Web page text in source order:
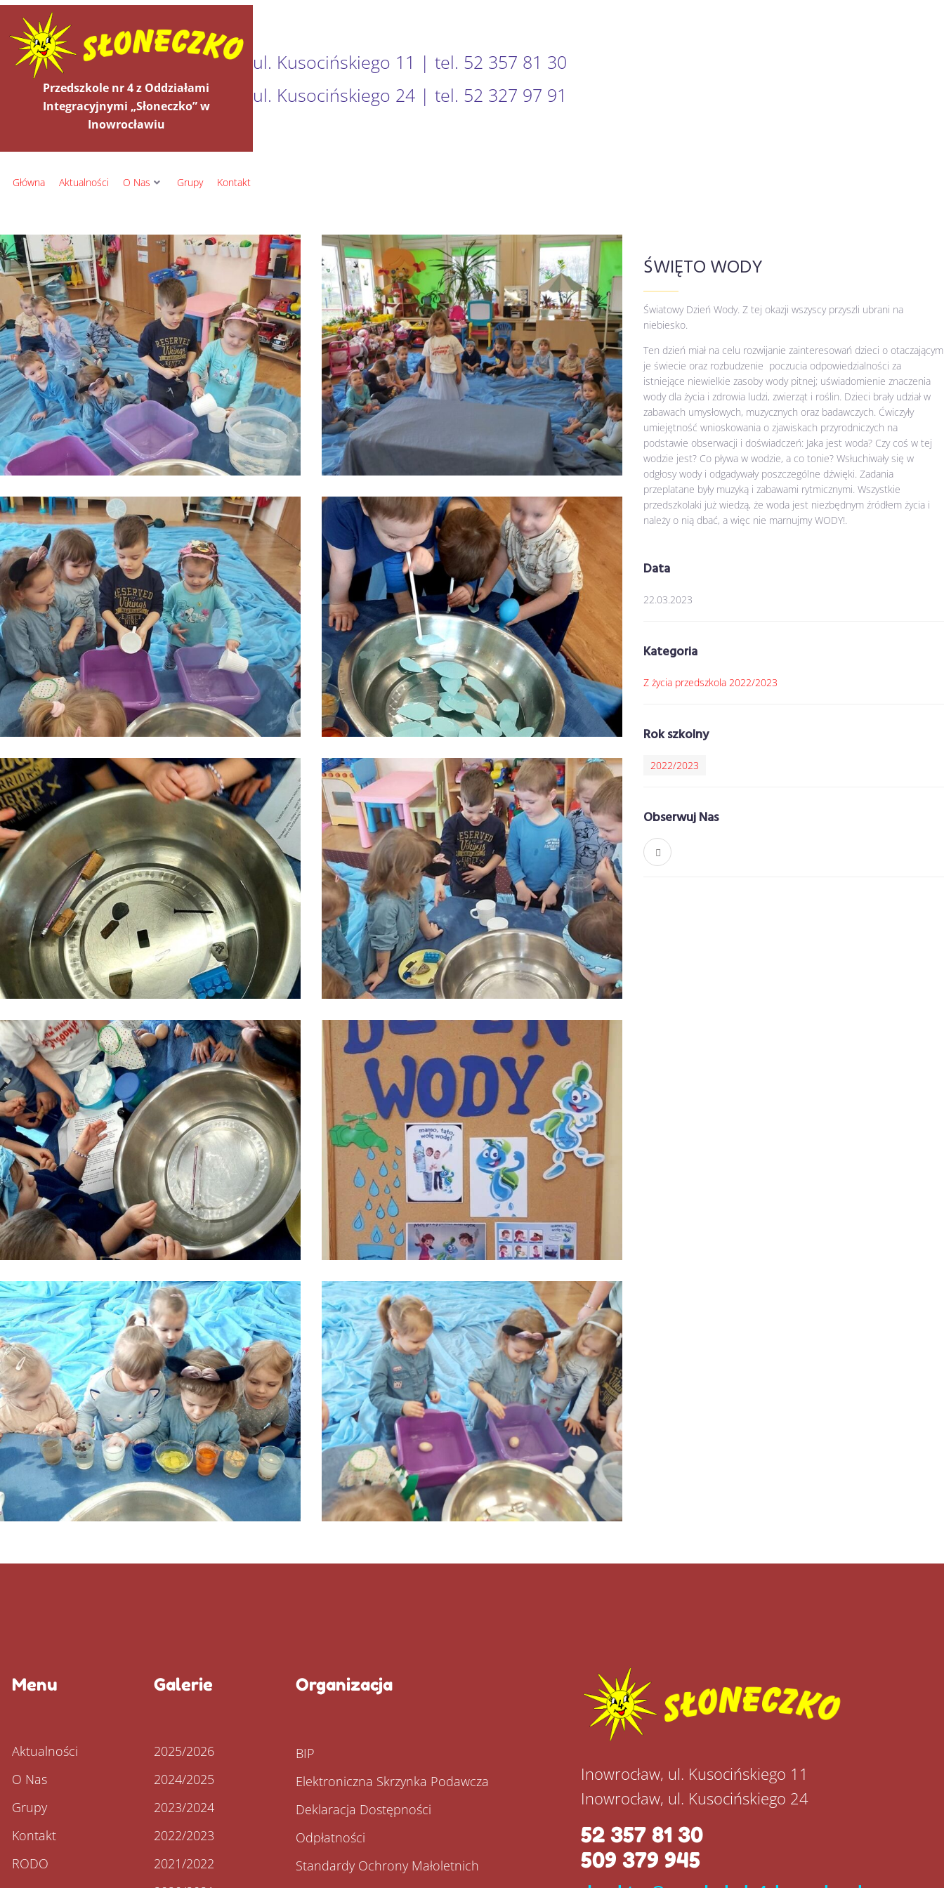
Przedszkole nr 4 z Oddziałami
Integracyjnymi „Słoneczko” w
Inowrocławiu
ul. Kusocińskiego 11 | tel. 52 357 81 30
ul. Kusocińskiego 24 | tel. 52 327 97 91
Główna Aktualności O Nas Grupy Kontakt
ŚWIĘTO WODY
Światowy Dzień Wody. Z tej okazji wszyscy przyszli ubrani na
niebiesko.
Ten dzień miał na celu rozwijanie zainteresowań dzieci o otaczającym
je świecie oraz rozbudzenie poczucia odpowiedzialności za
istniejące niewielkie zasoby wody pitnej; uświadomienie znaczenia
wody dla życia i zdrowia ludzi, zwierząt i roślin. Dzieci brały udział w
zabawach umysłowych, muzycznych oraz badawczych. Ćwiczyły
umiejętność wnioskowania o zjawiskach przyrodniczych na
podstawie obserwacji i doświadczeń: Jaka jest woda? Czy coś w tej
wodzie jest? Co pływa w wodzie, a co tonie? Wsłuchiwały się w
odgłosy wody i odgadywały poszczególne dźwięki. Zadania
przeplatane były muzyką i zabawami rytmicznymi. Wszystkie
przedszkolaki już wiedzą, że woda jest niezbędnym źródłem życia i
należy o nią dbać, a więc nie marnujmy WODY!.
Data
22.03.2023
Kategoria
Z życia przedszkola 2022/2023
Rok szkolny
2022/2023
Obserwuj Nas
Menu
Aktualności
O Nas
Grupy
Kontakt
RODO
Galerie
2025/2026
2024/2025
2023/2024
2022/2023
2021/2022
Organizacja
BIP
Elektroniczna Skrzynka Podawcza
Deklaracja Dostępności
Odpłatności
Standardy Ochrony Małoletnich
Inowrocław, ul. Kusocińskiego 11
Inowrocław, ul. Kusocińskiego 24
52 357 81 30
509 379 945